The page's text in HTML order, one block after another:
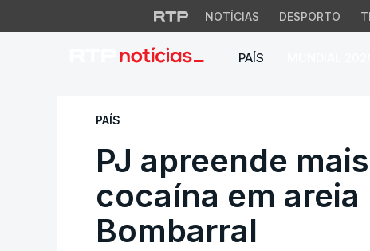
NOTÍCIAS DESPORTO
PAÍS
PJ apreende
PAÍS
PJ apreende
cocaína em
Bombarral